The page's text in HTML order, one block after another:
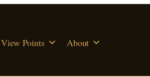
View Points About